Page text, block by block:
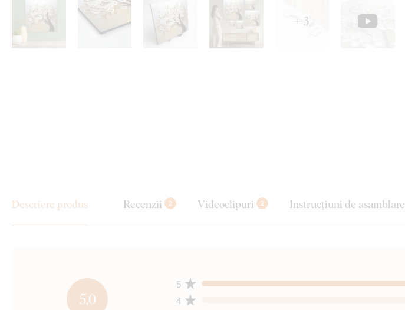
+ 3
Descriere produs Recenzii 2 Videoclipuri 2 Instrucțiuni de asamblare
5,0 4
5